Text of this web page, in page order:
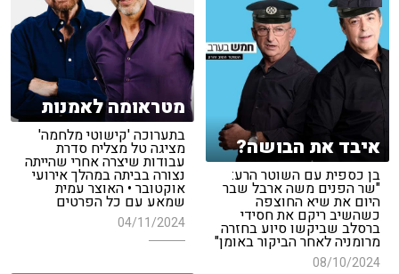
מטראומה לאמנות
בתערוכה 'קישוטי מלחמה'
מציגה טל מצליח סדרת
עבודות שיצרה אחרי שהייתה
נצורה בביתה במהלך אירועי
אוקטובר • האוצר עמית
שמאע עם כל הפרטים
04/11/2024
איבד את הבושה?
בן כספית עם השוטר הרע:
"שר הפנים משה ארבל שבר
היום את שיא החוצפה
כשהשיב ריקם את חסידי
ברסלב שביקשו סיוע בחזרה
מרומניה לאחר הביקור באומן"
08/10/2024